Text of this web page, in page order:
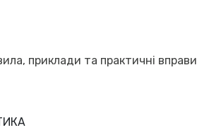
приклади та практичні вправи